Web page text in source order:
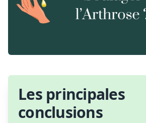
Les principales
conclusions